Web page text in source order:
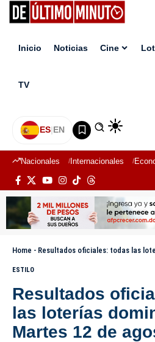
Inicio Noticias Cine
TV
ES|EN
Nacionales Internacionales
Home - Resultados oficiales: todas las loterías
ESTILO
Resultados
las loterías
Martes 12 de